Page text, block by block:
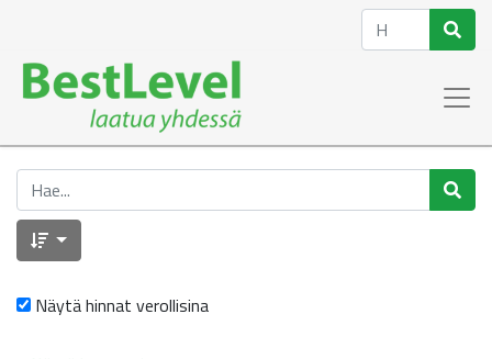
Näytä hinnat verollisina